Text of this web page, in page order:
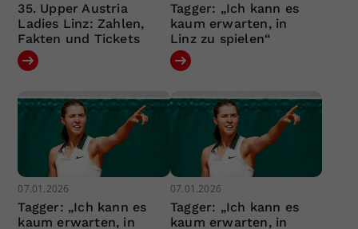
35. Upper Austria
Ladies Linz: Zahlen,
Fakten und Tickets
Tagger: „Ich kann es
kaum erwarten, in
Linz zu spielen“
07.01.2026
Tagger: „Ich kann es
kaum erwarten, in
07.01.2026
Tagger: „Ich kann es
kaum erwarten, in